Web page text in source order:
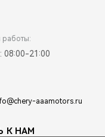
работы:
08:00-21:00
aaamotors.ru
К НАМ